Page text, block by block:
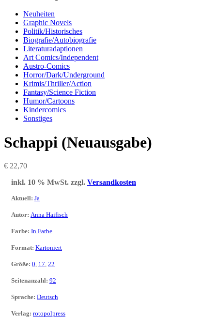
Neuheiten
Graphic Novels
Politik/Historisches
Biografie/Autobiografie
Literaturadaptionen
Art Comics/Independent
Austro-Comics
Horror/Dark/Underground
Krimis/Thriller/Action
Fantasy/Science Fiction
Humor/Cartoons
Kindercomics
Sonstiges
Schappi (Neuausgabe)
€ 22,70
inkl. 10 % MwSt. zzgl. Versandkosten
Aktuell: Ja
Autor: Anna Haifisch
Farbe: In Farbe
Format: Kartoniert
Größe: 0, 17, 22
Seitenanzahl: 92
Sprache: Deutsch
Verlag: rotopolpress